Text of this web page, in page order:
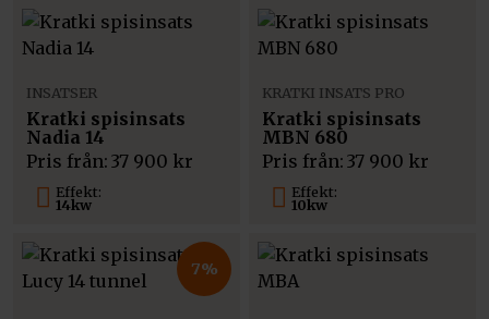
Effekt:
14kw
INSATSER
Kratki spisinsats
Nadia 14
Pris från: 37 900 kr
Effekt:
10kw
KRATKI INSATS PRO
Kratki spisinsats
MBN 680
Pris från: 37 900 kr
7%